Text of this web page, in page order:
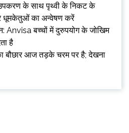
के साथ पृथ्वी के निकट के
धूमकेतुओं का अन्वेषण करें
Anvisa बच्चों में दुरुपयोग के जोखिम
है
बौछार आज तड़के चरम पर है; देखना